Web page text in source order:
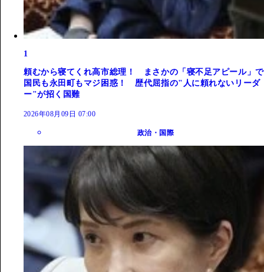
1
頼むから寝てくれ高市総理！ まさかの「寝不足アピール」で
国民も永田町もマジ困惑！ 歴代屈指の"人に頼れないリーダ
ー"が招く国難
2026年08月09日 07:00
政治・国際